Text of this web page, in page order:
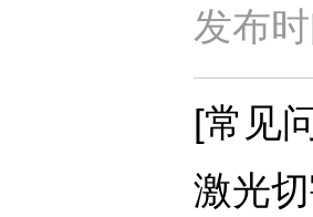
发布
[常见
激光